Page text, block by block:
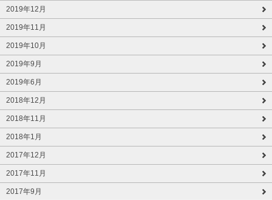
2019年12月
2019年11月
2019年10月
2019年9月
2019年6月
2018年12月
2018年11月
2018年1月
2017年12月
2017年11月
2017年9月